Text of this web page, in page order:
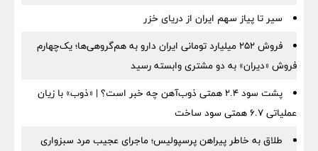
سیر تا پیاز سهم ایران از دریای خزر
فروش ۲۵۲ میلیارد تومانی ایران دارو به هم‌گروهی‌ها؛ یک‌چهارم
فروش «دیران» به دو مشتری وابسته رسید
پشت سود ۲.۴ همتی ذوب‌آهن چه خبر است؟ | «ذوب» با زیان
عملیاتی ۶.۷ همتی سود ساخت
طلاق به خاطر پیراهن پرسپولیس؛ ماجرای عجیب مرد سبزواری